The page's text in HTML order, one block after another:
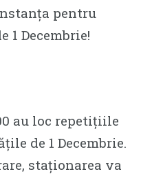
pentru
1 Decembrie!
au loc repetițiile
de 1 Decembrie.
staționarea va